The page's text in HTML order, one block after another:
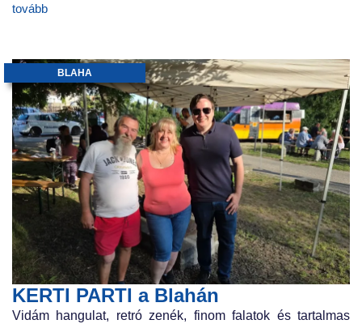
tovább
KERTI PARTI a Blahán
BLAHA
Vidám hangulat, retró zenék, finom falatok és tartalmas